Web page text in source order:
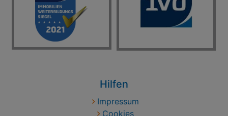
Hilfen
Impressum
Cookies